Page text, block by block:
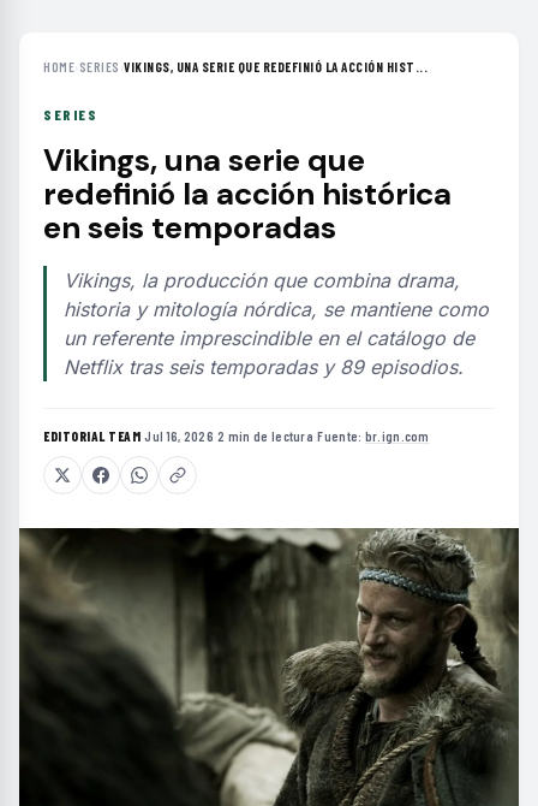
HOME› SERIES ›VIKINGS, UNA SERIE QUE REDEFINIÓ LA ACCIÓN HIST...
SERIES
Vikings, una serie que
redefinió la acción histórica
en seis temporadas
Vikings, la producción que combina drama,
historia y mitología nórdica, se mantiene como
un referente imprescindible en el catálogo de
Netflix tras seis temporadas y 89 episodios.
EDITORIAL TEAM·Jul 16, 2026·2 min de lectura·Fuente: br.ign.com